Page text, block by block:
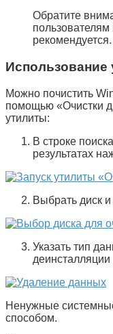
Обратите
пользователям
рекомендуется.
Использование
Можно почистить
помощью «Очистки
утилиты:
В строке
результатах
Выбрать диск и
Указать тип
Ненужные
способом.